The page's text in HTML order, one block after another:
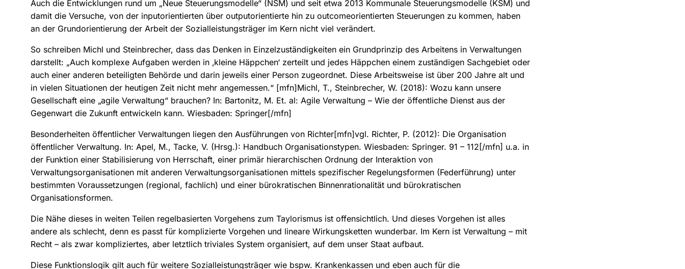
Auch die Entwicklungen rund um „Neue Steuerungsmodelle“ (NSM) und seit etwa 2013 Kommunale Steuerungsmodelle (KSM) und
damit die Versuche, von der inputorientierten über outputorientierte hin zu outcomeorientierten Steuerungen zu kommen, haben
an der Grundorientierung der Arbeit der Sozialleistungsträger im Kern nicht viel verändert.
So schreiben Michl und Steinbrecher, dass das Denken in Einzelzuständigkeiten ein Grundprinzip des Arbeitens in Verwaltungen
darstellt: „Auch komplexe Aufgaben werden in ‚kleine Häppchen‘ zerteilt und jedes Häppchen einem zuständigen Sachgebiet oder
auch einer anderen beteiligten Behörde und darin jeweils einer Person zugeordnet. Diese Arbeitsweise ist über 200 Jahre alt und
in vielen Situationen der heutigen Zeit nicht mehr angemessen.“ [mfn]Michl, T., Steinbrecher, W. (2018): Wozu kann unsere
Gesellschaft eine „agile Verwaltung“ brauchen? In: Bartonitz, M. Et. al: Agile Verwaltung – Wie der öffentliche Dienst aus der
Gegenwart die Zukunft entwickeln kann. Wiesbaden: Springer[/mfn]
Besonderheiten öffentlicher Verwaltungen liegen den Ausführungen von Richter[mfn]vgl. Richter, P. (2012): Die Organisation
öffentlicher Verwaltung. In: Apel, M., Tacke, V. (Hrsg.): Handbuch Organisationstypen. Wiesbaden: Springer. 91 – 112[/mfn] u.a. in
der Funktion einer Stabilisierung von Herrschaft, einer primär hierarchischen Ordnung der Interaktion von
Verwaltungsorganisationen mit anderen Verwaltungsorganisationen mittels spezifischer Regelungsformen (Federführung) unter
bestimmten Voraussetzungen (regional, fachlich) und einer bürokratischen Binnenrationalität und bürokratischen
Organisationsformen.
Die Nähe dieses in weiten Teilen regelbasierten Vorgehens zum Taylorismus ist offensichtlich. Und dieses Vorgehen ist alles
andere als schlecht, denn es passt für komplizierte Vorgehen und lineare Wirkungsketten wunderbar. Im Kern ist Verwaltung – mit
Recht – als zwar kompliziertes, aber letztlich triviales System organisiert, auf dem unser Staat aufbaut.
Diese Funktionslogik gilt auch für weitere Sozialleistungsträger wie bspw. Krankenkassen und eben auch für die